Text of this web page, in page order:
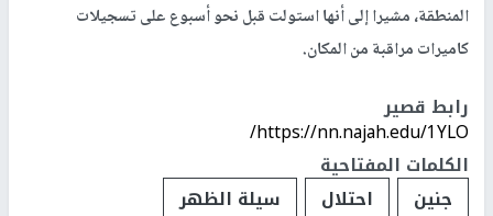
المنطقة، مشيرا إلى أنها استولت قبل نحو أسبوع على تسجيلات
كاميرات مراقبة من المكان.
رابط قصير
https://nn.najah.edu/1YLO/
الكلمات المفتاحية
جنين
احتلال سيلة الظهر